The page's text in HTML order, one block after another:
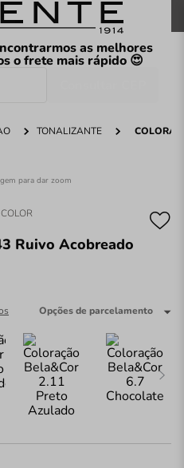
a partir de R$199
as melhores
o frete mais rápido 😍
TONALIZANTE
para dar zoom
Ruivo Acobreado
Opções de parcelamento